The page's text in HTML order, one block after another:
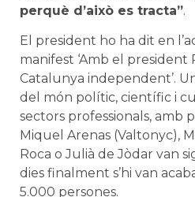
perquè d’això es tracta”.
El president ho ha dit en
manifest ‘Amb el
Catalunya independent’.
del món polític, científic i
sectors professionals, amb
Miquel Arenas (Valtonyc),
Roca o Julià de Jòdar van
dies finalment s’hi van
5.000 persones.